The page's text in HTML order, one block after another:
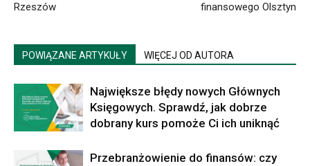
Rzeszów
finansowego Olsztyn
POWIĄZANE ARTYKUŁY WIĘCEJ OD AUTORA
Największe błędy nowych Głównych
Księgowych. Sprawdź, jak dobrze
dobrany kurs pomoże Ci ich uniknąć
Przebranżowienie do finansów: czy